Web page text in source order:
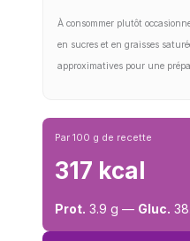
À consommer plutôt
en sucres et en graisses
approximatives pour une
Par 100 g de recette
317 kcal
Prot. 3.9 g — Gluc.